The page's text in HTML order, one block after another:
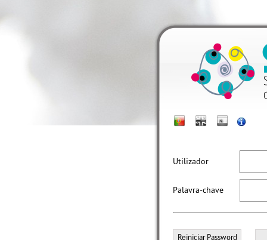
Utilizador
Palavra-chave